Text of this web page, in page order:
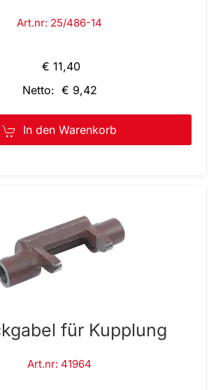
Art.nr: 25/486-14
€ 11,40
Netto: € 9,42
In den Warenkorb
für Kupplung
Art.nr: 41964